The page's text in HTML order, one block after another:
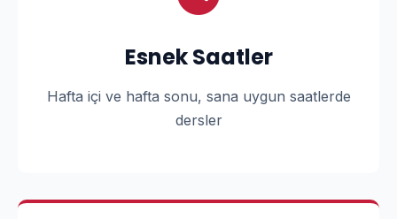
Esnek Saatler
Hafta içi ve hafta sonu, sana uygun saatlerde
dersler